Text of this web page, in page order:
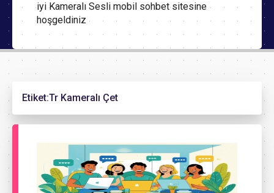
iyi Kameralı Sesli mobil sohbet sitesine
hoşgeldiniz
Etiket:Tr Kameralı Çet